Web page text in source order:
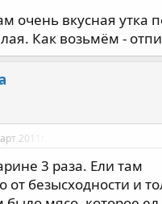
очень вкусная утка
Как возьмём -
2011г.
3 раза. Ели там
от безысходности и